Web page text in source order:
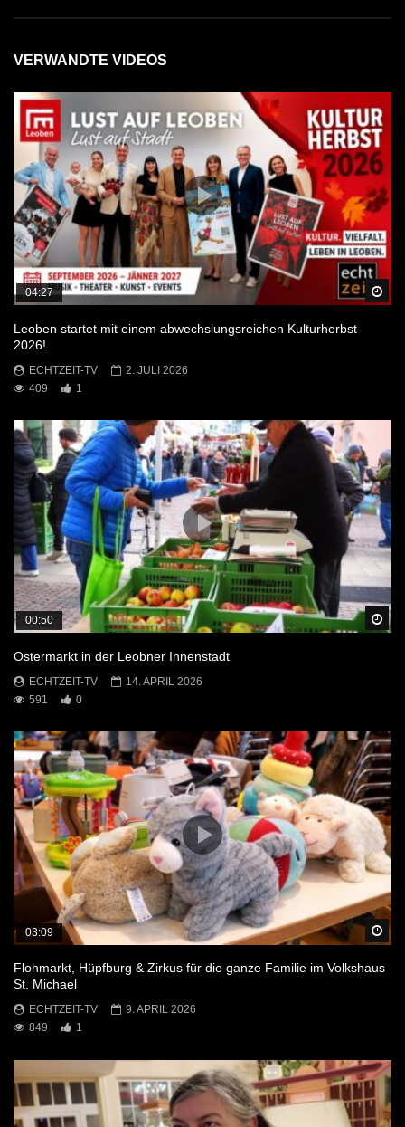
VERWANDTE VIDEOS
04:27
Leoben startet mit einem abwechslungsreichen Kulturherbst
2026!
ECHTZEIT-TV
2. JULI 2026
409
1
00:50
Ostermarkt in der Leobner Innenstadt
ECHTZEIT-TV
14. APRIL 2026
591
0
03:09
Flohmarkt, Hüpfburg & Zirkus für die ganze Familie im Volkshaus
St. Michael
ECHTZEIT-TV
9. APRIL 2026
849
1